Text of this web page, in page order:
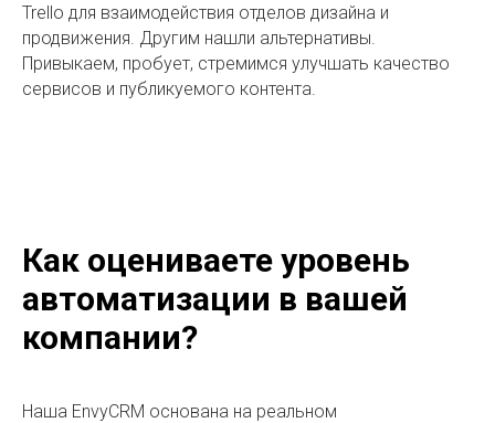
Trello для взаимодействия отделов дизайна и
продвижения. Другим нашли альтернативы.
Привыкаем, пробует, стремимся улучшать качество
сервисов и публикуемого контента.
Как оцениваете уровень
автоматизации в вашей
компании?
Наша EnvyCRM основана на реальном